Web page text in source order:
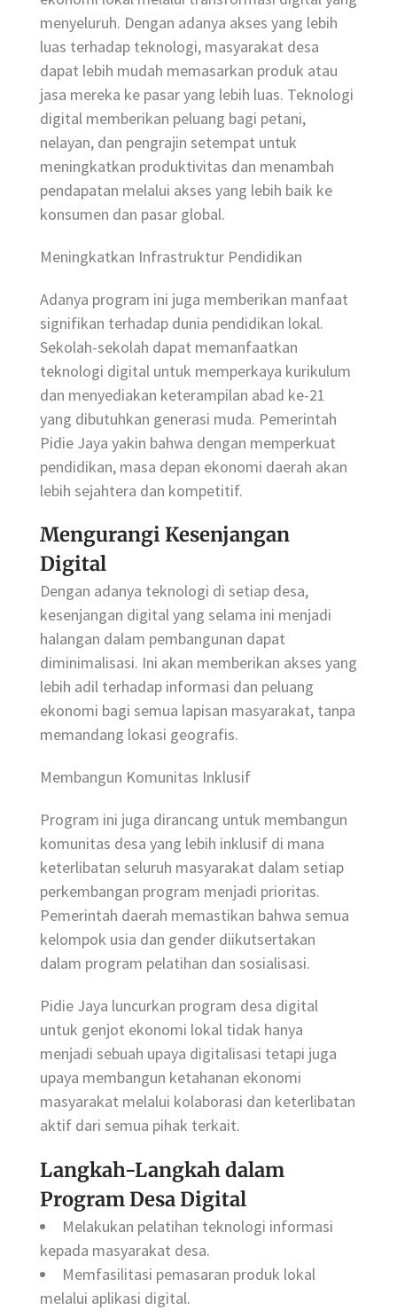
menyeluruh. Dengan adanya akses yang lebih
luas terhadap teknologi, masyarakat desa
dapat lebih mudah memasarkan produk atau
jasa mereka ke pasar yang lebih luas. Teknologi
digital memberikan peluang bagi petani,
nelayan, dan pengrajin setempat untuk
meningkatkan produktivitas dan menambah
pendapatan melalui akses yang lebih baik ke
konsumen dan pasar global.
Meningkatkan Infrastruktur Pendidikan
Adanya program ini juga memberikan manfaat
signifikan terhadap dunia pendidikan lokal.
Sekolah-sekolah dapat memanfaatkan
teknologi digital untuk memperkaya kurikulum
dan menyediakan keterampilan abad ke-21
yang dibutuhkan generasi muda. Pemerintah
Pidie Jaya yakin bahwa dengan memperkuat
pendidikan, masa depan ekonomi daerah akan
lebih sejahtera dan kompetitif.
Mengurangi Kesenjangan
Digital
Dengan adanya teknologi di setiap desa,
kesenjangan digital yang selama ini menjadi
halangan dalam pembangunan dapat
diminimalisasi. Ini akan memberikan akses yang
lebih adil terhadap informasi dan peluang
ekonomi bagi semua lapisan masyarakat, tanpa
memandang lokasi geografis.
Membangun Komunitas Inklusif
Program ini juga dirancang untuk membangun
komunitas desa yang lebih inklusif di mana
keterlibatan seluruh masyarakat dalam setiap
perkembangan program menjadi prioritas.
Pemerintah daerah memastikan bahwa semua
kelompok usia dan gender diikutsertakan
dalam program pelatihan dan sosialisasi.
Pidie Jaya luncurkan program desa digital
untuk genjot ekonomi lokal tidak hanya
menjadi sebuah upaya digitalisasi tetapi juga
upaya membangun ketahanan ekonomi
masyarakat melalui kolaborasi dan keterlibatan
aktif dari semua pihak terkait.
Langkah-Langkah dalam
Program Desa Digital
Melakukan pelatihan teknologi informasi
kepada masyarakat desa.
Memfasilitasi pemasaran produk lokal
melalui aplikasi digital.